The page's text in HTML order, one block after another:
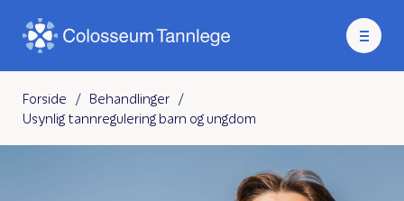
Forside / Behandlinger
/
Usynlig tannregulering barn og ungdom